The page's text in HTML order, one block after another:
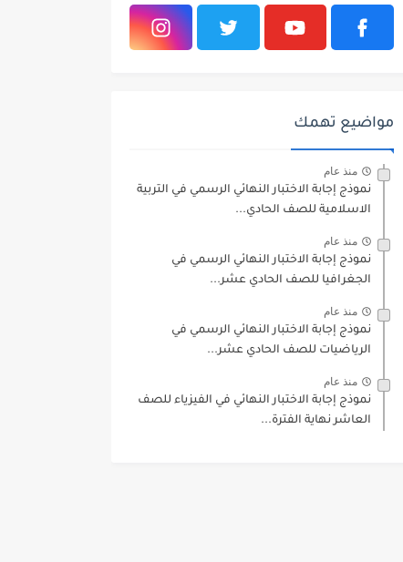
مواضيع تهمك
منذ عام
نموذج إجابة الاختبار النهائي الرسمي في التربية
الاسلامية للصف الحادي...
منذ عام
نموذج إجابة الاختبار النهائي الرسمي في
الجغرافيا للصف الحادي عشر...
منذ عام
نموذج إجابة الاختبار النهائي الرسمي في
الرياضيات للصف الحادي عشر...
منذ عام
نموذج إجابة الاختبار النهائي في الفيزياء للصف
العاشر نهاية الفترة...